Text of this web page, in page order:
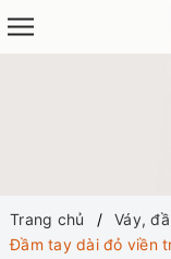
Trang chủ
Váy,
Đầm tay dài đỏ viền